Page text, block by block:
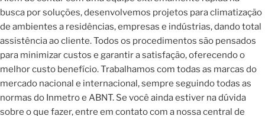
busca por soluções, desenvolvemos projetos para climatização
de ambientes a residências, empresas e indústrias, dando total
assistência ao cliente. Todos os procedimentos são pensados
para minimizar custos e garantir a satisfação, oferecendo o
melhor custo benefício. Trabalhamos com todas as marcas do
mercado nacional e internacional, sempre seguindo todas as
normas do Inmetro e ABNT. Se você ainda estiver na dúvida
sobre o que fazer, entre em contato com a nossa central de